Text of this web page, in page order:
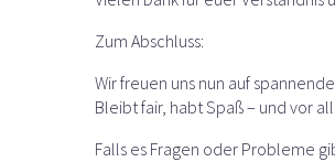
Zum Abschluss:
Wir freuen uns nun auf
Bleibt fair, habt Spaß – und vor
Falls es Fragen oder Probleme